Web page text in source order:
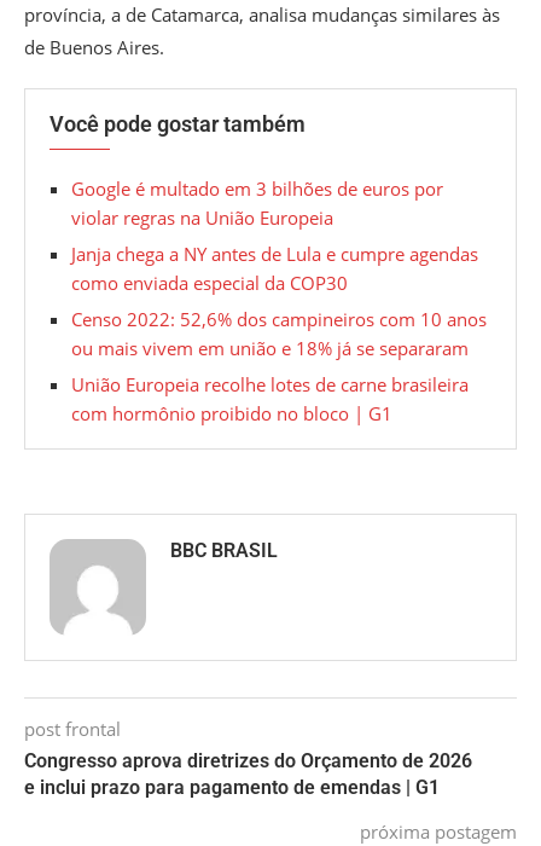
província, a de Catamarca, analisa mudanças similares às
de Buenos Aires.
Você pode gostar também
Google é multado em 3 bilhões de euros por
violar regras na União Europeia
Janja chega a NY antes de Lula e cumpre agendas
como enviada especial da COP30
Censo 2022: 52,6% dos campineiros com 10 anos
ou mais vivem em união e 18% já se separaram
União Europeia recolhe lotes de carne brasileira
com hormônio proibido no bloco | G1
BBC BRASIL
post frontal
Congresso aprova diretrizes do Orçamento de 2026
e inclui prazo para pagamento de emendas | G1
próxima postagem